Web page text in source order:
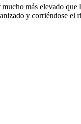
más elevado
y corriéndose